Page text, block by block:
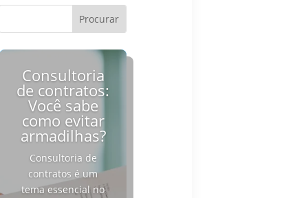
Consultoria
de contratos:
Você sabe
como evitar
armadilhas?
Consultoria de
contratos é um
tema essencial no